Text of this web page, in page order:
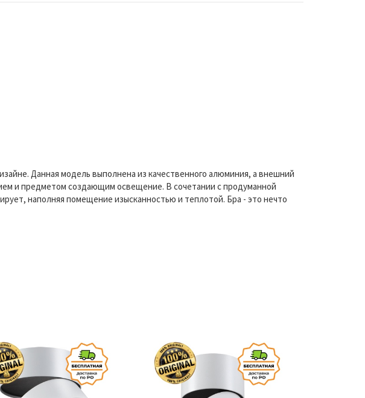
Данная модель выполнена из качественного алюминия, а внешний
и предметом создающим освещение. В сочетании с продуманной
наполняя помещение изысканностью и теплотой. Бра - это нечто